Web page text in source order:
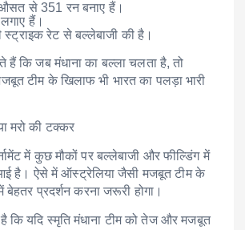
से 351 रन बनाए हैं।
हैं।
रेट से बल्लेबाजी की है।
कि जब मंधाना का बल्ला चलता है, तो
टीम के खिलाफ भी भारत का पलड़ा भारी
मरो की टक्कर
में कुछ मौकों पर बल्लेबाजी और फील्डिंग में
है। ऐसे में ऑस्ट्रेलिया जैसी मजबूत टीम के
बेहतर प्रदर्शन करना जरूरी होगा।
है कि यदि स्मृति मंधाना टीम को तेज और मजबूत